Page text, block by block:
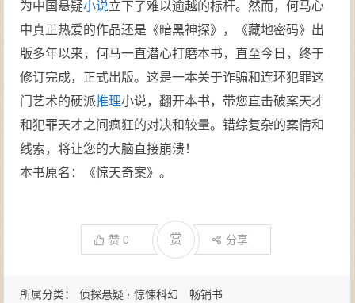
为中国悬疑小说立下了难以逾越的标杆。然而，何马心
中真正热爱的作品还是《暗黑神探》，《藏地密码》出
版多年以来，何马一直潜心打磨本书，直至今日，终于
修订完成，正式出版。这是一本关于诈骗和连环犯罪这
门艺术的硬派推理小说，翻开本书，带您直击破案天才
和犯罪天才之间疯狂的对决和较量。错综复杂的案情和
线索，将让您的大脑直接崩溃！
本书原名：《惊天奇案》。
赞0 赏 分享
所属分类： 侦探悬疑 · 惊悚科幻 畅销书